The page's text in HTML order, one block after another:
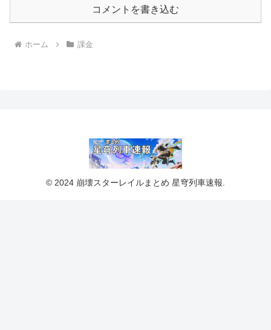
コメントを書き込む
ホーム 課金
© 2024 崩壊スターレイルまとめ 星穹列車速報.